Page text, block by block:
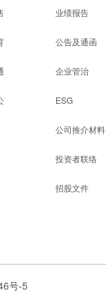
业绩报告
公告及通函
企业管治
ESG
公司推介材料
投资者联络
招股文件
号-5